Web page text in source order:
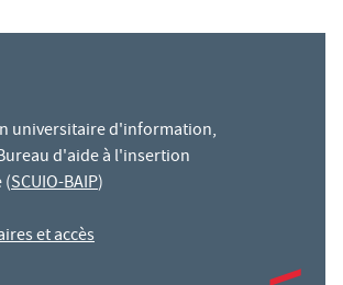
universitaire d'information,
d'aide à l'insertion
SCUIO-BAIP)
et accès